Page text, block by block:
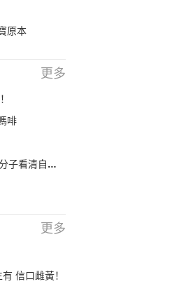
原本
更多
啡
己幾斤幾兩
更多
信口雌黃！